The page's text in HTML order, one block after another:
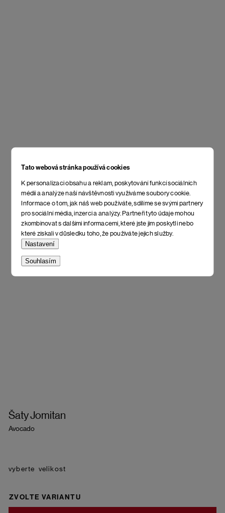
Tato webová stránka používá cookies
K personalizaci obsahu a reklam, poskytování funkcí sociálních
médií a analýze naší návštěvnosti využíváme soubory cookie.
Informace o tom, jak náš web používáte, sdílíme se svými partnery
pro sociální média, inzerci a analýzy. Partneři tyto údaje mohou
zkombinovat s dalšími informacemi, které jste jim poskytli nebo
které získali v důsledku toho, že používáte jejich služby.
Nastavení
Souhlasím
Šaty Jomitan
Avocado
velikost
ZVOLTE VARIANTU